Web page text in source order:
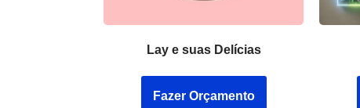
Lay e suas Delícias
Fazer Orçamento